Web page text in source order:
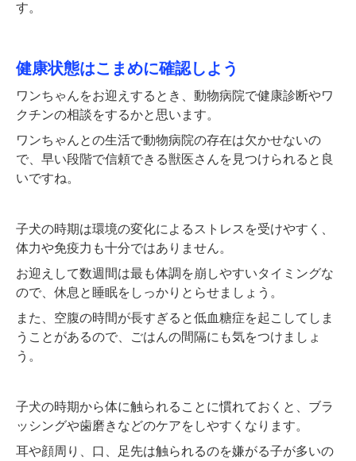
す。
健康状態はこまめに確認しよう
ワンちゃんをお迎えするとき、動物病院で健康診断やワ
クチンの相談をするかと思います。
ワンちゃんとの生活で動物病院の存在は欠かせないの
で、早い段階で信頼できる獣医さんを見つけられると良
いですね。
子犬の時期は環境の変化によるストレスを受けやすく、
体力や免疫力も十分ではありません。
お迎えして数週間は最も体調を崩しやすいタイミングな
ので、休息と睡眠をしっかりとらせましょう。
また、空腹の時間が長すぎると低血糖症を起こしてしま
うことがあるので、ごはんの間隔にも気をつけましょ
う。
子犬の時期から体に触られることに慣れておくと、ブラ
ッシングや歯磨きなどのケアをしやすくなります。
耳や顔周り、口、足先は触られるのを嫌がる子が多いの